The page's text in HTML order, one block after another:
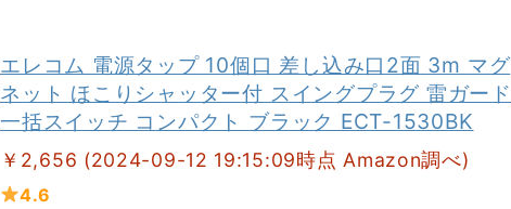
エレコム 電源タップ 10個口 差し込み口2面 3m マグ
ネット ほこりシャッター付 スイングプラグ 雷ガード
一括スイッチ コンパクト ブラック ECT-1530BK
￥2,656 (2024-09-12 19:15:09時点 Amazon調べ)
4.6